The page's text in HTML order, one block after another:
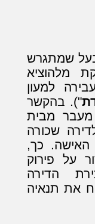
שמתגרש
מלהוציא
למעון
"). בהקשר
מעבר מבית
שכורה
האישה. כך,
על פירוק
הדירה
את תנאיה